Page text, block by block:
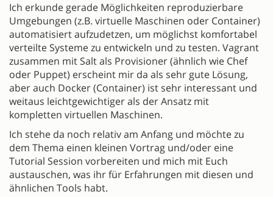
Ich erkunde gerade Möglichkeiten reproduzierbare
Umgebungen (z.B. virtuelle Maschinen oder Container)
automatisiert aufzudetzen, um möglichst komfortabel
verteilte Systeme zu entwickeln und zu testen. Vagrant
zusammen mit Salt als Provisioner (ähnlich wie Chef
oder Puppet) erscheint mir da als sehr gute Lösung,
aber auch Docker (Container) ist sehr interessant und
weitaus leichtgewichtiger als der Ansatz mit
kompletten virtuellen Maschinen.
Ich stehe da noch relativ am Anfang und möchte zu
dem Thema einen kleinen Vortrag und/oder eine
Tutorial Session vorbereiten und mich mit Euch
austauschen, was ihr für Erfahrungen mit diesen und
ähnlichen Tools habt.